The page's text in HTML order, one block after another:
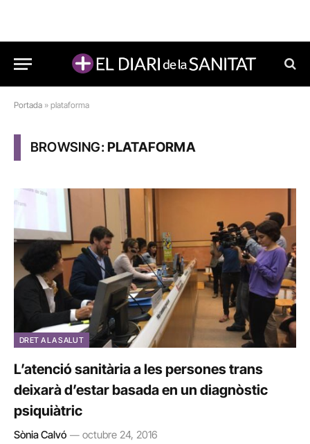
Portada » plataforma
BROWSING:PLATAFORMA
DRET A LA SALUT
L’atenció sanitària a les persones trans
deixarà d’estar basada en un diagnòstic
psiquiàtric
Sònia Calvó octubre 24, 2016